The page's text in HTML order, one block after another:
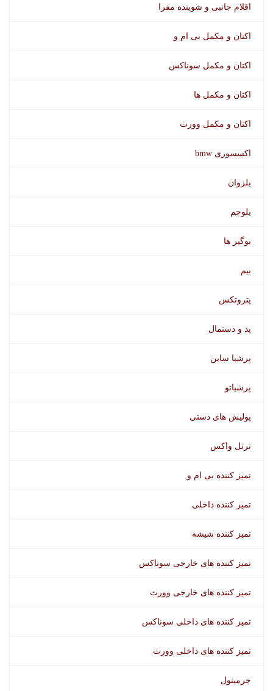
اقلام جانبی و شوینده مفرا
اکتان و مکمل بی ام و
اکتان و مکمل سوناکس
اکتان و مکمل ها
اکتان و مکمل وورث
اکسسوری bmw
بلزوان
بلوچم
بوگیر ها
بیم
پتروتکس
پد و دستمال
پرشیا ساین
پرشیاتو
پولیش های دستی
ترتل واکس
تمیز کننده بی ام و
تمیز کننده داخلی
تمیز کننده شیشه
تمیز کننده های خارجی سوناکس
تمیز کننده های خارجی وورث
تمیز کننده های داخلی سوناکس
تمیز کننده های داخلی وورث
جرمینول
انژکتور شوی جرمن استار اویل